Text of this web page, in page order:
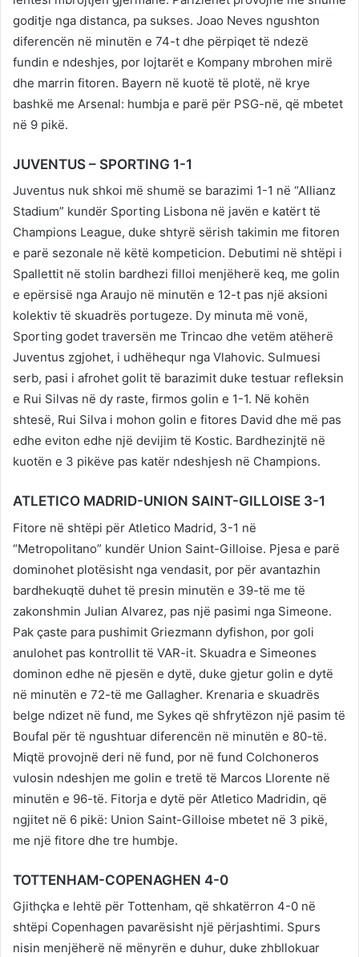
goditje nga distanca, pa sukses. Joao Neves ngushton
diferencën në minutën e 74-t dhe përpiqet të ndezë
fundin e ndeshjes, por lojtarët e Kompany mbrohen mirë
dhe marrin fitoren. Bayern në kuotë të plotë, në krye
bashkë me Arsenal: humbja e parë për PSG-në, që mbetet
në 9 pikë.
JUVENTUS – SPORTING 1-1
Juventus nuk shkoi më shumë se barazimi 1-1 në “Allianz
Stadium” kundër Sporting Lisbona në javën e katërt të
Champions League, duke shtyrë sërish takimin me fitoren
e parë sezonale në këtë kompeticion. Debutimi në shtëpi i
Spallettit në stolin bardhezi filloi menjëherë keq, me golin
e epërsisë nga Araujo në minutën e 12-t pas një aksioni
kolektiv të skuadrës portugeze. Dy minuta më vonë,
Sporting godet traversën me Trincao dhe vetëm atëherë
Juventus zgjohet, i udhëhequr nga Vlahovic. Sulmuesi
serb, pasi i afrohet golit të barazimit duke testuar refleksin
e Rui Silvas në dy raste, firmos golin e 1-1. Në kohën
shtesë, Rui Silva i mohon golin e fitores David dhe më pas
edhe eviton edhe një devijim të Kostic. Bardhezinjtë në
kuotën e 3 pikëve pas katër ndeshjesh në Champions.
ATLETICO MADRID-UNION SAINT-GILLOISE 3-1
Fitore në shtëpi për Atletico Madrid, 3-1 në
“Metropolitano” kundër Union Saint-Gilloise. Pjesa e parë
dominohet plotësisht nga vendasit, por për avantazhin
bardhekuqtë duhet të presin minutën e 39-të me të
zakonshmin Julian Alvarez, pas një pasimi nga Simeone.
Pak çaste para pushimit Griezmann dyfishon, por goli
anulohet pas kontrollit të VAR-it. Skuadra e Simeones
dominon edhe në pjesën e dytë, duke gjetur golin e dytë
në minutën e 72-të me Gallagher. Krenaria e skuadrës
belge ndizet në fund, me Sykes që shfrytëzon një pasim të
Boufal për të ngushtuar diferencën në minutën e 80-të.
Miqtë provojnë deri në fund, por në fund Colchoneros
vulosin ndeshjen me golin e tretë të Marcos Llorente në
minutën e 96-të. Fitorja e dytë për Atletico Madridin, që
ngjitet në 6 pikë: Union Saint-Gilloise mbetet në 3 pikë,
me një fitore dhe tre humbje.
TOTTENHAM-COPENAGHEN 4-0
Gjithçka e lehtë për Tottenham, që shkatërron 4-0 në
shtëpi Copenhagen pavarësisht një përjashtimi. Spurs
nisin menjëherë në mënyrën e duhur, duke zhbllokuar